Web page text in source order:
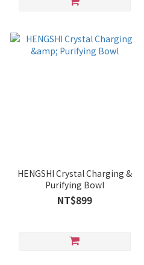
HENGSHI Crystal Charging &
Purifying Bowl
NT$899